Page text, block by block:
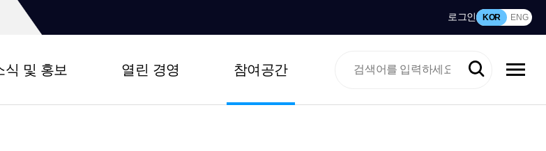
로그인 KOR ENG
식 및 홍보 열린 경영 참여공간